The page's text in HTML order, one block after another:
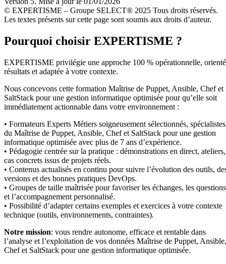
© EXPERTISME – Groupe SELECT® 2025 Tous droits réservés.
Les textes présents sur cette page sont soumis aux droits d’auteur.
Pourquoi choisir EXPERTISME ?
EXPERTISME privilégie une approche 100 % opérationnelle,
résultats et adaptée à votre contexte.
Nous concevons cette formation Maîtrise de Puppet, Ansible, Chef et
SaltStack pour une gestion informatique optimisée pour qu’elle soit
immédiatement actionnable dans votre environnement :
• Formateurs Experts Métiers soigneusement sélectionnés, spécialistes
du Maîtrise de Puppet, Ansible, Chef et SaltStack pour une gestion
informatique optimisée avec plus de 7 ans d’expérience.
• Pédagogie centrée sur la pratique : démonstrations en direct, ateliers,
cas concrets issus de projets réels.
• Contenus actualisés en continu pour suivre l’évolution des outils,
versions et des bonnes pratiques DevOps.
• Groupes de taille maîtrisée pour favoriser les échanges, les questions
et l’accompagnement personnalisé.
• Possibilité d’adapter certains exemples et exercices à votre contexte
technique (outils, environnements, contraintes).
Notre mission: vous rendre autonome, efficace et rentable dans
l’analyse et l’exploitation de vos données Maîtrise de Puppet, Ansible,
Chef et SaltStack pour une gestion informatique optimisée.